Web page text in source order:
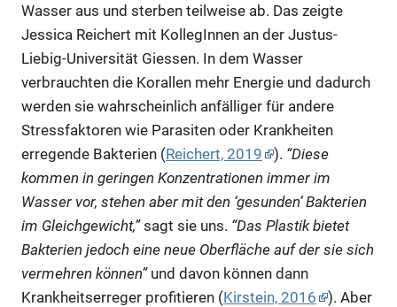
Wasser aus und sterben teilweise ab. Das zeigte
Jessica Reichert mit KollegInnen an der Justus-
Liebig-Universität Giessen. In dem Wasser
verbrauchten die Korallen mehr Energie und dadurch
werden sie wahrscheinlich anfälliger für andere
Stressfaktoren wie Parasiten oder Krankheiten
erregende Bakterien (Reichert, 2019 ). “Diese
kommen in geringen Konzentrationen immer im
Wasser vor, stehen aber mit den ‘gesunden’ Bakterien
im Gleichgewicht,”sagt sie uns. “Das Plastik bietet
Bakterien jedoch eine neue Oberfläche auf der sie sich
vermehren können”und davon können dann
Krankheitserreger profitieren (Kirstein, 2016
). Aber